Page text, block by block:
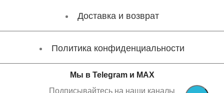
Доставка и возврат
Политика конфиденциальности
Мы в Telegram и MAX
Подписывайтесь на наши каналы